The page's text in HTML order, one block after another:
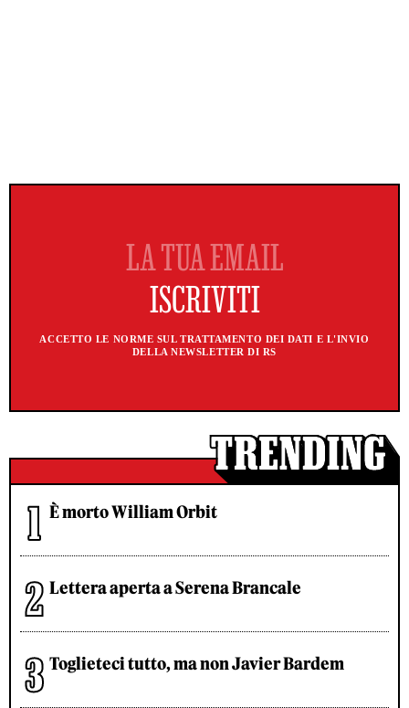
ACCETTO LE NORME SUL TRATTAMENTO DEI DATI E L'INVIO
DELLA NEWSLETTER DI RS
È morto William Orbit
Lettera aperta a Serena Brancale
Toglieteci tutto, ma non Javier Bardem